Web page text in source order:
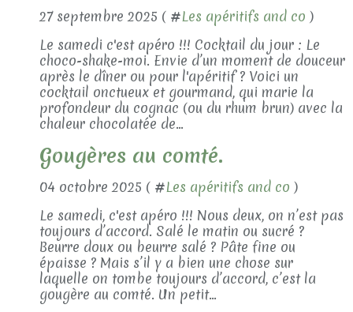
27 septembre 2025 ( #Les apéritifs and co )
Le samedi c'est apéro !!! Cocktail du jour : Le
choco-shake-moi. Envie d’un moment de douceur
après le dîner ou pour l'apéritif ? Voici un
cocktail onctueux et gourmand, qui marie la
profondeur du cognac (ou du rhum brun) avec la
chaleur chocolatée de...
Gougères au comté.
04 octobre 2025 ( #Les apéritifs and co )
Le samedi, c'est apéro !!! Nous deux, on n’est pas
toujours d’accord. Salé le matin ou sucré ?
Beurre doux ou beurre salé ? Pâte fine ou
épaisse ? Mais s’il y a bien une chose sur
laquelle on tombe toujours d’accord, c’est la
gougère au comté. Un petit...